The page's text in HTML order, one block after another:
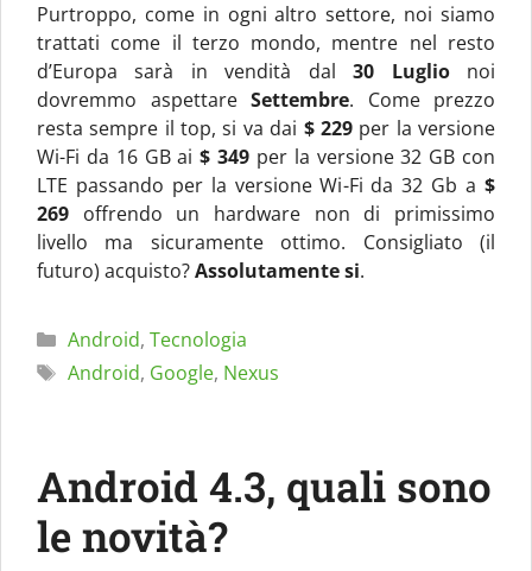
Purtroppo, come in ogni altro settore, noi siamo
trattati come il terzo mondo, mentre nel resto
d’Europa sarà in vendità dal30 Luglionoi
dovremmo aspettare Settembre. Come prezzo
resta sempre il top, si va dai $ 229per la versione
Wi-Fi da 16 GB ai$ 349 per la versione 32 GB con
LTE passando per la versione Wi-Fi da 32 Gb a $
269 offrendo un hardware non di primissimo
livello ma sicuramente ottimo. Consigliato (il
futuro) acquisto?Assolutamente si.
Categorie
Android, Tecnologia
Tag
Android, Google, Nexus
Android 4.3, quali sono
le novità?